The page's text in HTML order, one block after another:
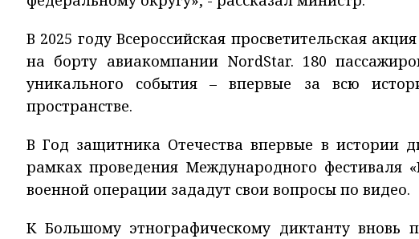
В 2025 году Всероссийская просветительская
на борту авиакомпании NordStar. 180
уникального события – впервые за всю
пространстве.
В Год защитника Отечества впервые в истории
рамках проведения Международного фестиваля
военной операции зададут свои вопросы по видео.
К Большому этнографическому диктанту вновь